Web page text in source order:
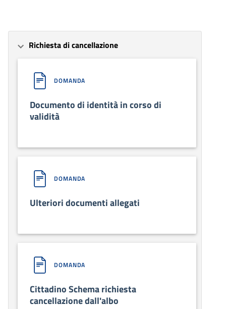
Richiesta di cancellazione
DOMANDA
Documento di identità in corso di
validità
DOMANDA
Ulteriori documenti allegati
DOMANDA
Cittadino Schema richiesta
cancellazione dall'albo